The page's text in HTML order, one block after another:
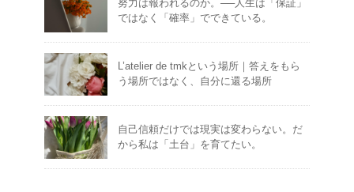
努力は報われるのか。──人生は「保証」
ではなく「確率」でできている。
L’atelier de tmkという場所｜答えをもら
う場所ではなく、自分に還る場所
自己信頼だけでは現実は変わらない。だ
から私は「土台」を育てたい。